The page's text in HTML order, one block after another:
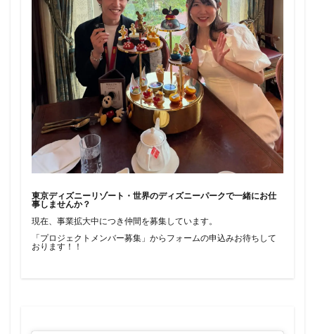
東京ディズニーリゾート・世界のディズニーパークで一緒にお仕
事しませんか？
現在、事業拡大中につき仲間を募集しています。
「プロジェクトメンバー募集」からフォームの申込みお待ちして
おります！！